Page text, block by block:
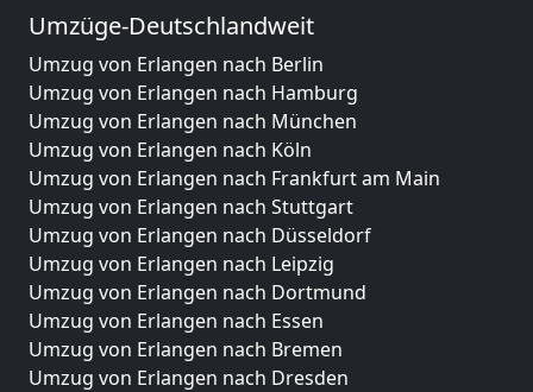
Umzüge-Deutschlandweit
Umzug von Erlangen nach Berlin
Umzug von Erlangen nach Hamburg
Umzug von Erlangen nach München
Umzug von Erlangen nach Köln
Umzug von Erlangen nach Frankfurt am Main
Umzug von Erlangen nach Stuttgart
Umzug von Erlangen nach Düsseldorf
Umzug von Erlangen nach Leipzig
Umzug von Erlangen nach Dortmund
Umzug von Erlangen nach Essen
Umzug von Erlangen nach Bremen
Umzug von Erlangen nach Dresden